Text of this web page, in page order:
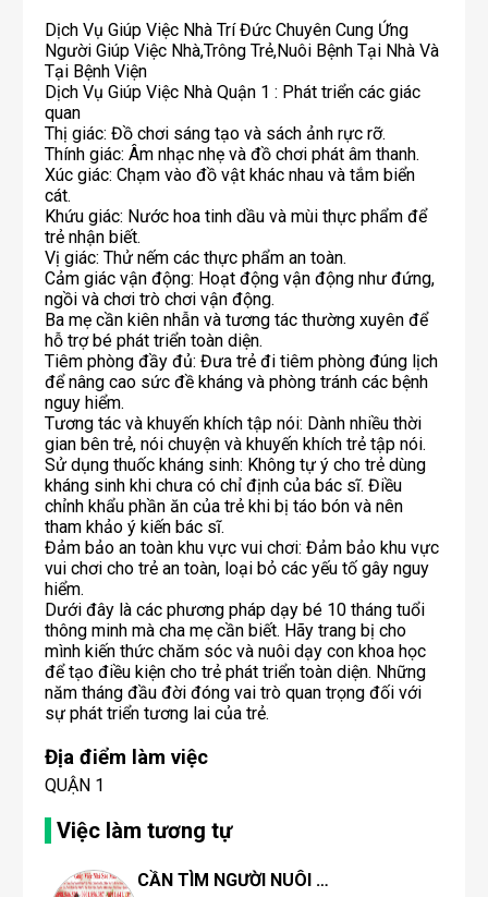
Dịch Vụ Giúp Việc Nhà Trí Đức Chuyên Cung Ứng
Người Giúp Việc Nhà,Trông Trẻ,Nuôi Bệnh Tại Nhà Và
Tại Bệnh Viện
Dịch Vụ Giúp Việc Nhà Quận 1 : Phát triển các giác
quan
Thị giác: Đồ chơi sáng tạo và sách ảnh rực rỡ.
Thính giác: Âm nhạc nhẹ và đồ chơi phát âm thanh.
Xúc giác: Chạm vào đồ vật khác nhau và tắm biển
cát.
Khứu giác: Nước hoa tinh dầu và mùi thực phẩm để
trẻ nhận biết.
Vị giác: Thử nếm các thực phẩm an toàn.
Cảm giác vận động: Hoạt động vận động như đứng,
ngồi và chơi trò chơi vận động.
Ba mẹ cần kiên nhẫn và tương tác thường xuyên để
hỗ trợ bé phát triển toàn diện.
Tiêm phòng đầy đủ: Đưa trẻ đi tiêm phòng đúng lịch
để nâng cao sức đề kháng và phòng tránh các bệnh
nguy hiểm.
Tương tác và khuyến khích tập nói: Dành nhiều thời
gian bên trẻ, nói chuyện và khuyến khích trẻ tập nói.
Sử dụng thuốc kháng sinh: Không tự ý cho trẻ dùng
kháng sinh khi chưa có chỉ định của bác sĩ. Điều
chỉnh khẩu phần ăn của trẻ khi bị táo bón và nên
tham khảo ý kiến bác sĩ.
Đảm bảo an toàn khu vực vui chơi: Đảm bảo khu vực
vui chơi cho trẻ an toàn, loại bỏ các yếu tố gây nguy
hiểm.
Dưới đây là các phương pháp dạy bé 10 tháng tuổi
thông minh mà cha mẹ cần biết. Hãy trang bị cho
mình kiến thức chăm sóc và nuôi dạy con khoa học
để tạo điều kiện cho trẻ phát triển toàn diện. Những
năm tháng đầu đời đóng vai trò quan trọng đối với
Địa điểm làm việc
QUẬN 1
Việc làm tương tự
CẦN TÌM NGƯỜI NUÔI BỆNH GỌI 0342126733 GẶP CHỊ THẢO LÀ CÓ NGƯỜI SAU 1 PHÚT